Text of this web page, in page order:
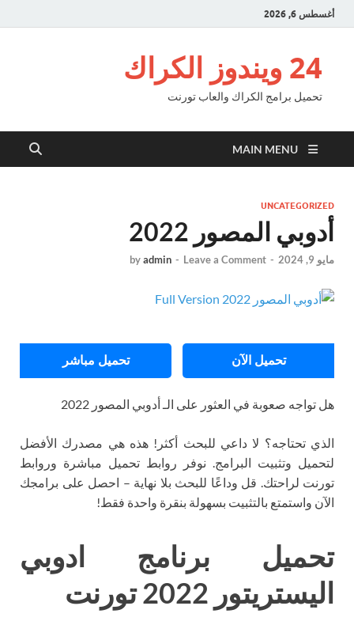
أغسطس 6, 2026
24 ويندوز الكراك
تحميل برامج الكراك والعاب تورنت
MAIN MENU
UNCATEGORIZED
أدوبي المصور 2022
مايو 9, 2024 -
byadmin - Leave a Comment
تحميل الآن تحميل مباشر
هل تواجه صعوبة في العثور على الـ أدوبي المصور 2022
الذي تحتاجه؟ لا داعي للبحث أكثر! هذه هي مصدرك الأفضل
لتحميل وتثبيت البرامج. نوفر روابط تحميل مباشرة وروابط
تورنت لراحتك. قل وداعًا للبحث بلا نهاية – احصل على برامجك
الآن واستمتع بالتثبيت بسهولة بنقرة واحدة فقط!
تحميل برنامج ادوبي
اليستريتور 2022 تورنت